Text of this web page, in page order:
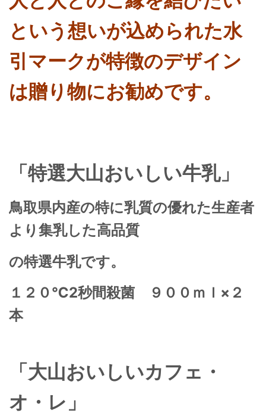
という想いが込められた水
引マークが特徴のデザイン
は贈り物にお勧めです。
「特選大山おいしい牛乳」
鳥取県内産の特に乳質の優れた生産者
より集乳した高品質
の特選牛乳です。
１２０℃2秒間殺菌 ９００ｍｌ×２
本
「大山おいしいカフェ・
オ・レ」